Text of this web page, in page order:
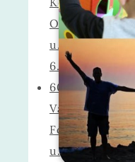
Olimpia
u.
6.
6033
Városföld,
Fő
u.